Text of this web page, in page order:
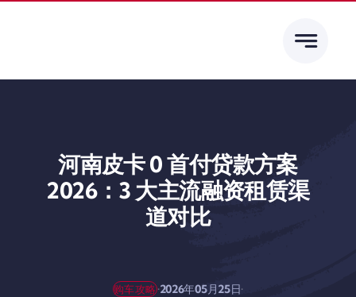
容
河南皮卡 0 首付贷款方案
2026：3 大主流融资租赁渠
道对比
购车攻略·2026年05月25日·